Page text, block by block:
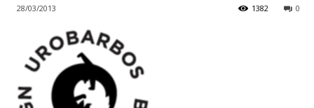
28/03/2013 0
1382